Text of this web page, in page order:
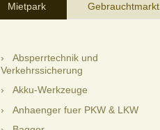
Mietpark Gebrauchtmarkt
Absperrtechnik und
Verkehrssicherung
Akku-Werkzeuge
Anhaenger fuer PKW & LKW